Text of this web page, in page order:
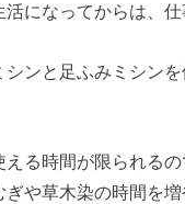
活になってからは、
シンと足ふみミシン
える時間が限られる
ぎや草木染の時間を増